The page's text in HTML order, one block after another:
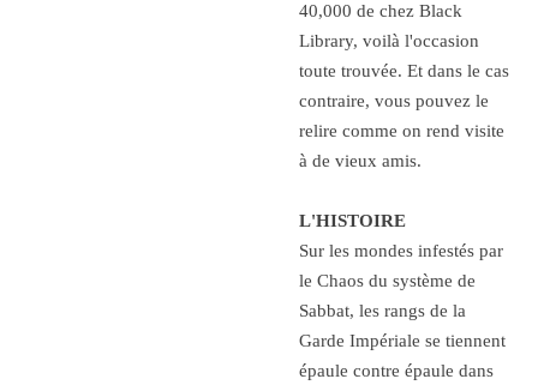
40,000 de chez Black
Library, voilà l'occasion
toute trouvée. Et dans le cas
contraire, vous pouvez le
relire comme on rend visite
à de vieux amis.
L'HISTOIRE
Sur les mondes infestés par
le Chaos du système de
Sabbat, les rangs de la
Garde Impériale se tiennent
épaule contre épaule dans